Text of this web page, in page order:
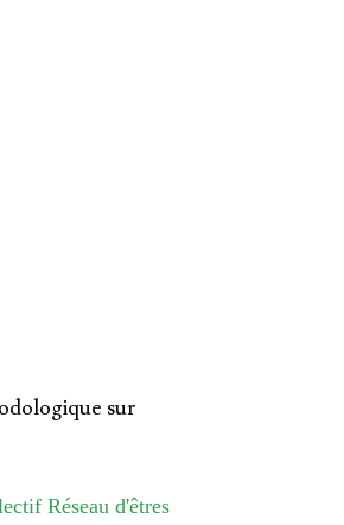
sur
Réseau d'êtres